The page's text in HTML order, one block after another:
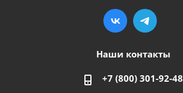
Наши контакты
+7 (800) 301-92-48